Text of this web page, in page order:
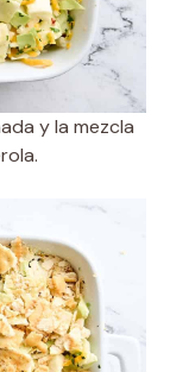
y la mezcla